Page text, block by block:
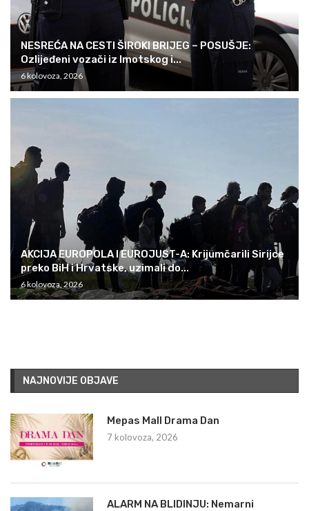
NESREĆA NA CESTI ŠIROKI BRIJEG – POSUŠJE:
Ozlijeđeni vozači iz Imotskog i...
6 kolovoza, 2026
AKCIJA EUROPOLA I EUROJUST-A: Krijumčarili Sirijce
preko BiH i Hrvatske, uzimali do...
6 kolovoza, 2026
NAJNOVIJE OBJAVE
Mepas Mall Drama Dan
7 kolovoza, 2026
ALARM NA BLIDINJU: Nemarni